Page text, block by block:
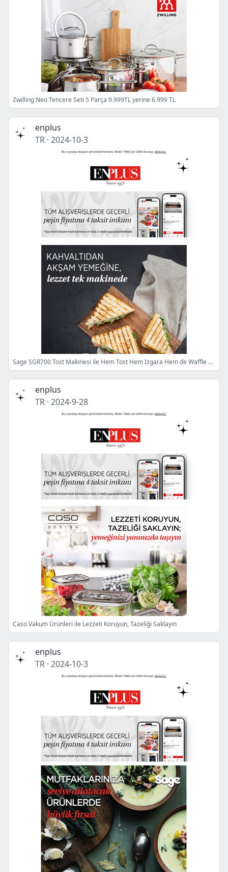
Zwilling Neo Tencere Seti 5 Parça 9.999TL yerine 6.999 TL
enplus
TR · 2024-10-3
Sage SGR700 Tost Makinesi ile Hem Tost Hem Izgara Hem de Waffle Keyfi
enplus
TR · 2024-9-28
Caso Vakum Ürünleri ile Lezzeti Koruyun, Tazeliği Saklayın
enplus
TR · 2024-10-3